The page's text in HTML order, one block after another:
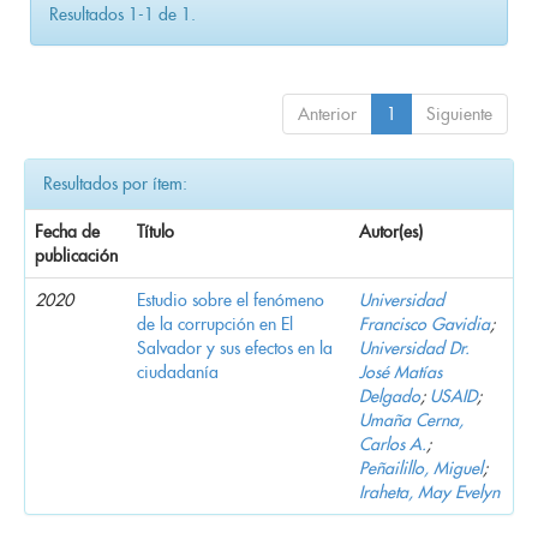
Resultados 1-1 de 1.
Anterior 1 Siguiente
Resultados por ítem:
Fecha de
publicación
Título Autor(es)
2020
Estudio sobre el fenómeno
de la corrupción en El
Salvador y sus efectos en la
ciudadanía
Universidad
Francisco Gavidia;
Universidad Dr.
José Matías
Delgado; USAID;
Umaña Cerna,
Carlos A.;
Peñailillo, Miguel;
Iraheta, May Evelyn